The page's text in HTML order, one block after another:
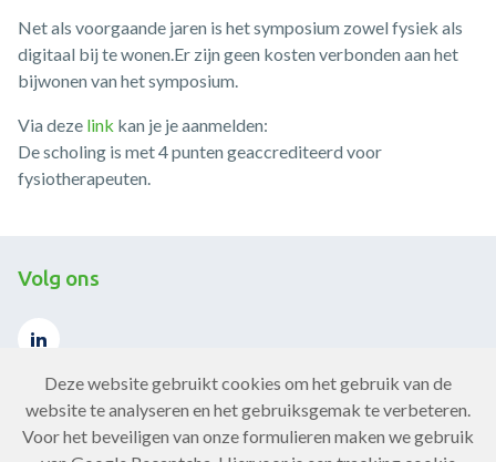
Net als voorgaande jaren is het symposium zowel fysiek als
digitaal bij te wonen.Er zijn geen kosten verbonden aan het
bijwonen van het symposium.
Via deze link kan je je aanmelden:
De scholing is met 4 punten geaccrediteerd voor
fysiotherapeuten.
Volg ons
Contact
Deze website gebruikt cookies om het gebruik van de
website te analyseren en het gebruiksgemak te verbeteren.
Voor het beveiligen van onze formulieren maken we gebruik